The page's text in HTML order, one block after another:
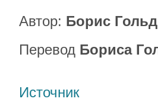
Автор: Борис
Перевод Бориса
Источник